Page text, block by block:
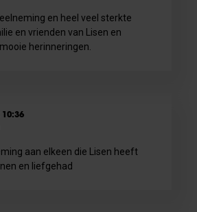
en heel veel sterkte
en vrienden van Lisen en
herinneringen.
aan elkeen die Lisen heeft
en liefgehad